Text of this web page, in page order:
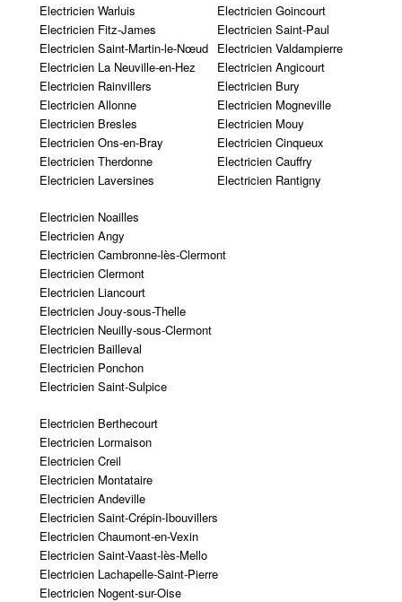
Electricien Warluis
Electricien Fitz-James
Electricien Saint-Martin-le-Nœud
Electricien La Neuville-en-Hez
Electricien Rainvillers
Electricien Allonne
Electricien Bresles
Electricien Ons-en-Bray
Electricien Therdonne
Electricien Laversines
Electricien Goincourt
Electricien Saint-Paul
Electricien Valdampierre
Electricien Angicourt
Electricien Bury
Electricien Mogneville
Electricien Mouy
Electricien Cinqueux
Electricien Cauffry
Electricien Rantigny
Electricien Noailles
Electricien Angy
Electricien Cambronne-lès-Clermont
Electricien Clermont
Electricien Liancourt
Electricien Jouy-sous-Thelle
Electricien Neuilly-sous-Clermont
Electricien Bailleval
Electricien Ponchon
Electricien Saint-Sulpice
Electricien Berthecourt
Electricien Lormaison
Electricien Creil
Electricien Montataire
Electricien Andeville
Electricien Saint-Crépin-Ibouvillers
Electricien Chaumont-en-Vexin
Electricien Saint-Vaast-lès-Mello
Electricien Lachapelle-Saint-Pierre
Electricien Nogent-sur-Oise